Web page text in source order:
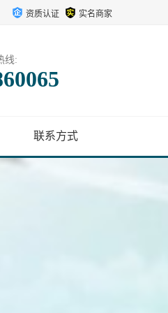
资质认证 实名商家
线:
联系方式